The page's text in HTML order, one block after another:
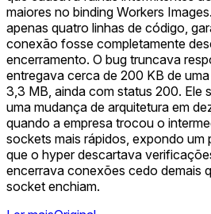
maiores no binding Workers
apenas quatro linhas de código,
conexão fosse completamente
encerramento. O bug truncava
entregava cerca de 200 KB de
3,3 MB, ainda com status 200. Ele
uma mudança de arquitetura em
quando a empresa trocou o
sockets mais rápidos, expondo um
que o hyper descartava
encerrava conexões cedo demais
socket enchiam.